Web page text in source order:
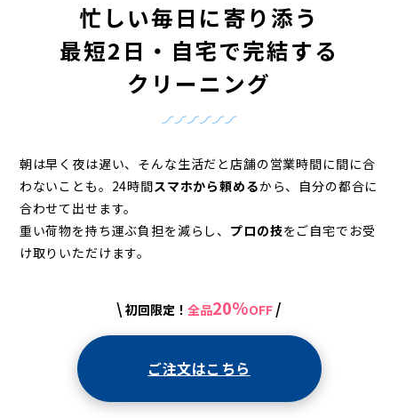
ン
グ
忙しい毎日に寄り添う
最短2日・自宅で完結する
クリーニング
朝は早く夜は遅い、そんな生活だと店舗の営業時間に間に合
わないことも。 24時間スマホから頼めるから、自分の都合に
合わせて出せます。
重い荷物を持ち運ぶ負担を減らし、 プロの技をご自宅でお受
け取りいただけます。
\ 初回限定！ 全品20%OFF /
ご注文はこちら